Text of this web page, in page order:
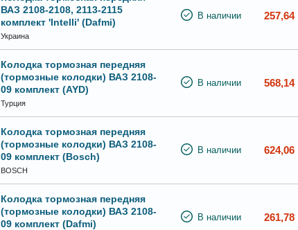
ВАЗ 2108-2108, 2113-2115
комплект 'Intelli' (Dafmi)
Украина
В наличии 257,64
Колодка тормозная передняя
(тормозные колодки) ВАЗ 2108-
09 комплект (AYD)
Турция
В наличии 568,14
Колодка тормозная передняя
(тормозные колодки) ВАЗ 2108-
09 комплект (Bosch)
BOSCH
В наличии 624,06
Колодка тормозная передняя
(тормозные колодки) ВАЗ 2108-
09 комплект (Dafmi)
В наличии 261,78